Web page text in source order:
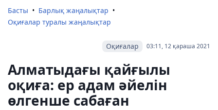
Басты
Барлық жаңалықтар
Оқиғалар туралы жаңалықтар
03:11, 12 қараша 2021
Оқиғалар
Алматыдағы қайғылы
оқиға: ер адам әйелін
өлгенше сабаған